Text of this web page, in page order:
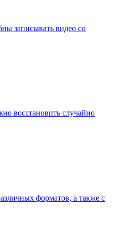
записывать видео со
восстановить случайно
форматов, а также с